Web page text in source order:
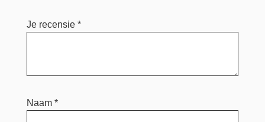
Je recensie *
Naam *